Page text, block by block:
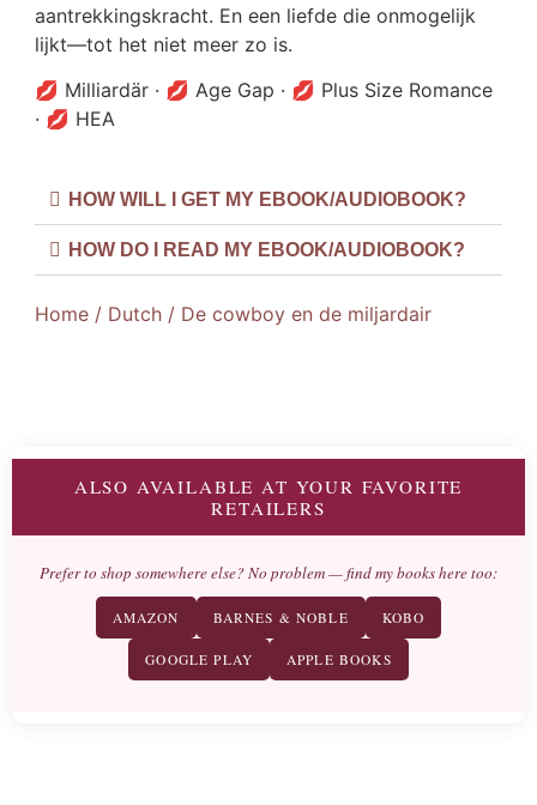
aantrekkingskracht. En een liefde die onmogelijk
lijkt—tot het niet meer zo is.
💋 Milliardär · 💋 Age Gap · 💋 Plus Size Romance
· 💋 HEA
HOW WILL I GET MY EBOOK/AUDIOBOOK?
HOW DO I READ MY EBOOK/AUDIOBOOK?
Home / Dutch / De cowboy en de miljardair
ALSO AVAILABLE AT YOUR FAVORITE
RETAILERS
Prefer to shop somewhere else? No problem — find my books here too:
AMAZON BARNES & NOBLE KOBO
GOOGLE PLAY APPLE BOOKS